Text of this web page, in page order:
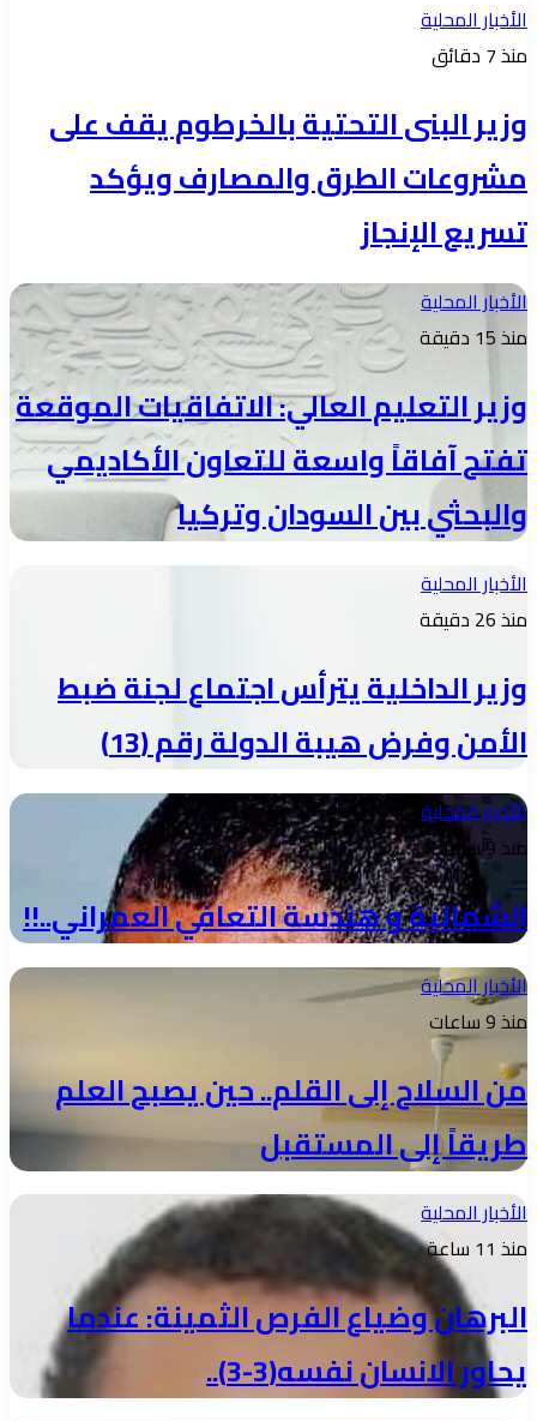
الأخبار المحلية
منذ 7 دقائق
وزير البنى التحتية بالخرطوم يقف على
مشروعات الطرق والمصارف ويؤكد
تسريع الإنجاز
الأخبار المحلية
منذ 15 دقيقة
وزير التعليم العالي: الاتفاقيات الموقعة
تفتح آفاقاً واسعة للتعاون الأكاديمي
والبحثي بين السودان وتركيا
الأخبار المحلية
منذ 26 دقيقة
وزير الداخلية يترأس اجتماع لجنة ضبط
الأمن وفرض هيبة الدولة رقم (13)
الأخبار المحلية
منذ 9 ساعات
الشمالية و هندسة التعافي العمراني..!!
الأخبار المحلية
منذ 9 ساعات
من السلاح إلى القلم.. حين يصبح العلم
طريقاً إلى المستقبل
الأخبار المحلية
منذ 11 ساعة
البرهان وضياع الفرص الثمينة: عندما
يحاور الانسان نفسه(3-3)..